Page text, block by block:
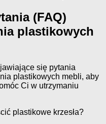
(FAQ)
plastikowych
się pytania
plastikowych mebli, aby
Ci w utrzymaniu
plastikowe krzesła?